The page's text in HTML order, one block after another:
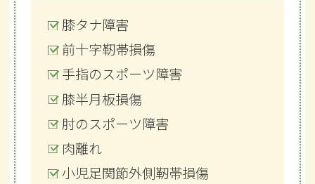
膝タナ障害
前十字靭帯損傷
手指のスポーツ障害
膝半月板損傷
肘のスポーツ障害
肉離れ
小児足関節外側靭帯損傷
膝タナ障害
前十字靭帯損傷
手指のスポーツ障害
膝半月板損傷
肘のスポーツ障害
肉離れ
小児足関節外側靭帯損傷
膝タナ前十字靱帯損傷障害
アキレス腱断裂
前十字靱帯損傷
膝半月板損傷
肉離れ
小児足関節外側靭帯損傷
アキレス腱周囲炎
膝タナ障害
膝半月板損傷
ランナー膝
肉離れ
小児足関節外側靭帯損傷
アキレス腱周囲炎
足底腱膜炎
膝タナ障害
野球肘
手指のスポーツ障害
膝半月板損傷
肘のスポーツ障害
肉離れ
小児足関節外側靭帯損傷